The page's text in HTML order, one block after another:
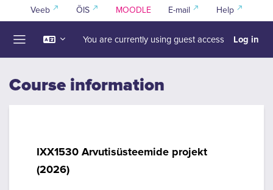
Skip to main content
Veeb ÕIS MOODLE E-mail Help
You are currently using guest access Log in
Course information
IXX1530 Arvutisüsteemide projekt
(2026)